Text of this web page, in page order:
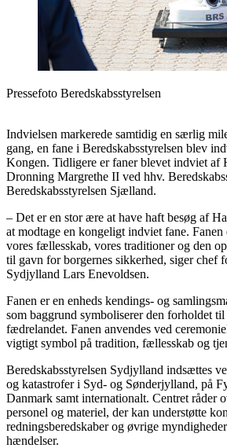
Pressefoto Beredskabsstyrelsen
Indvielsen markerede samtidig en særlig
gang, en fane i Beredskabsstyrelsen blev
Kongen. Tidligere er faner blevet indviet af
Dronning Margrethe II ved hhv.
Beredskabsstyrelsen Sjælland.
– Det er en stor ære at have haft besøg af
at modtage en kongeligt indviet fane.
vores fællesskab, vores traditioner og den
til gavn for borgernes sikkerhed, siger chef
Sydjylland Lars Enevoldsen.
Fanen er en enheds kendings- og
som baggrund symboliserer den forholdet
fædrelandet. Fanen anvendes ved
vigtigt symbol på tradition, fællesskab og
Beredskabsstyrelsen Sydjylland indsættes
og katastrofer i Syd- og Sønderjylland, på
Danmark samt internationalt. Centret råder
personel og materiel, der kan understøtte
redningsberedskaber og øvrige
hændelser.